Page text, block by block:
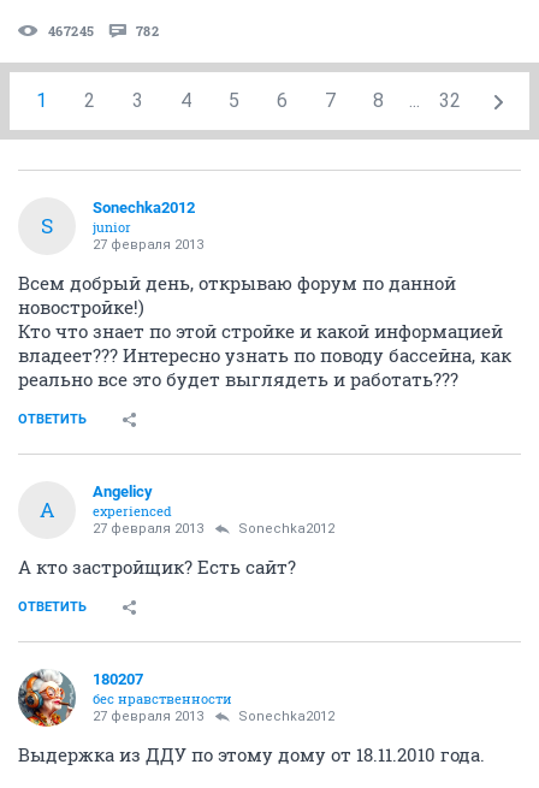
467245 782
1 2 3 4 5 6 7 8 ... 32
S
Sonechka2012
junior
27 февраля 2013
Всем добрый день, открываю форум по данной
новостройке!)
Кто что знает по этой стройке и какой информацией
владеет??? Интересно узнать по поводу бассейна, как
реально все это будет выглядеть и работать???
ОТВЕТИТЬ
A
Angelicy
experienced
27 февраля 2013 Sonechka2012
А кто застройщик? Есть сайт?
ОТВЕТИТЬ
180207
бес нравственности
27 февраля 2013 Sonechka2012
Выдержка из ДДУ по этому дому от 18.11.2010 года.